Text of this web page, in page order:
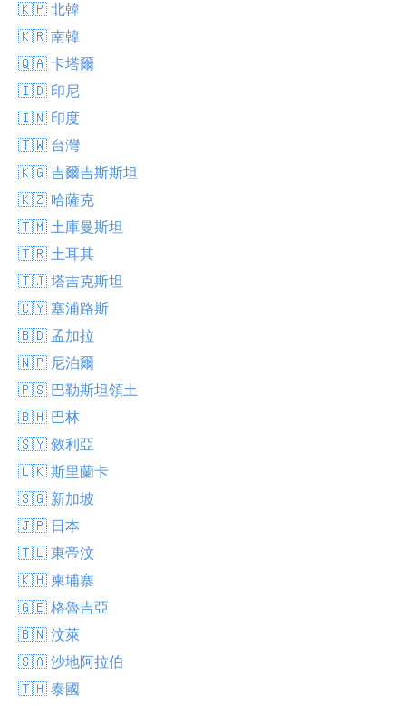
🇰🇵 北韓
🇰🇷 南韓
🇶🇦 卡塔爾
🇮🇩 印尼
🇮🇳 印度
🇹🇼 台灣
🇰🇬 吉爾吉斯斯坦
🇰🇿 哈薩克
🇹🇲 土庫曼斯坦
🇹🇷 土耳其
🇹🇯 塔吉克斯坦
🇨🇾 塞浦路斯
🇧🇩 孟加拉
🇳🇵 尼泊爾
🇵🇸 巴勒斯坦領土
🇧🇭 巴林
🇸🇾 敘利亞
🇱🇰 斯里蘭卡
🇸🇬 新加坡
🇯🇵 日本
🇹🇱 東帝汶
🇰🇭 柬埔寨
🇬🇪 格魯吉亞
🇧🇳 汶萊
🇸🇦 沙地阿拉伯
🇹🇭 泰國